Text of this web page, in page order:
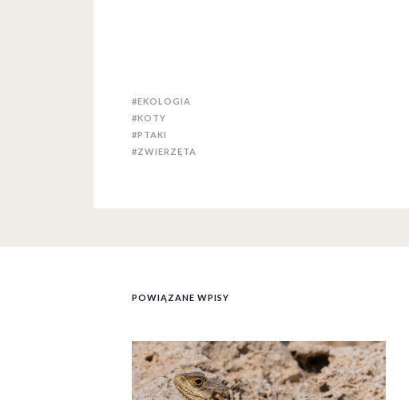
#EKOLOGIA
#KOTY
#PTAKI
#ZWIERZĘTA
POWIĄZANE WPISY